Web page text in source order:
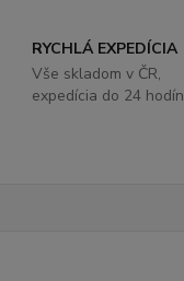
RYCHLÁ EXPEDÍCIA
Vše skladom v ČR,
expedícia do 24 hodín